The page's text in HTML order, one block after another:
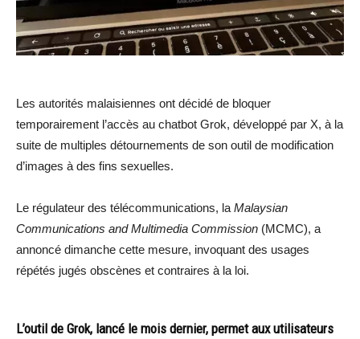
Les autorités malaisiennes ont décidé de bloquer
temporairement l’accès au chatbot Grok, développé par X, à la
suite de multiples détournements de son outil de modification
d’images à des fins sexuelles.
Le régulateur des télécommunications, la Malaysian
Communications and Multimedia Commission (MCMC), a
annoncé dimanche cette mesure, invoquant des usages
répétés jugés obscènes et contraires à la loi.
L’outil de Grok, lancé le mois dernier, permet aux utilisateurs